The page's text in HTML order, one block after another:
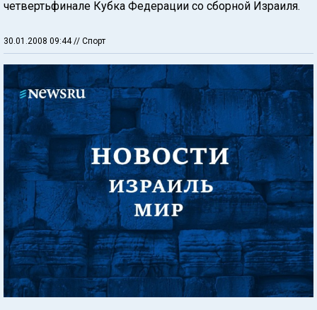
четвертьфинале Кубка Федерации со сборной Израиля.
30.01.2008 09:44// Спорт